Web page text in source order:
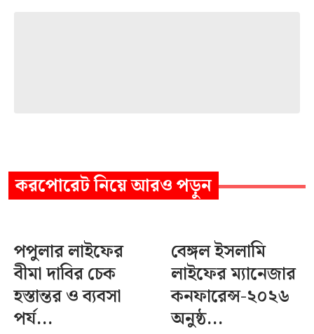
করপোরেটনিয়ে আরও পড়ুন
পপুলার লাইফের
বীমা দাবির চেক
হস্তান্তর ও ব্যবসা
পর্য...
বেঙ্গল ইসলামি
লাইফের ম্যানেজার
কনফারেন্স-২০২৬
অনুষ্ঠ...